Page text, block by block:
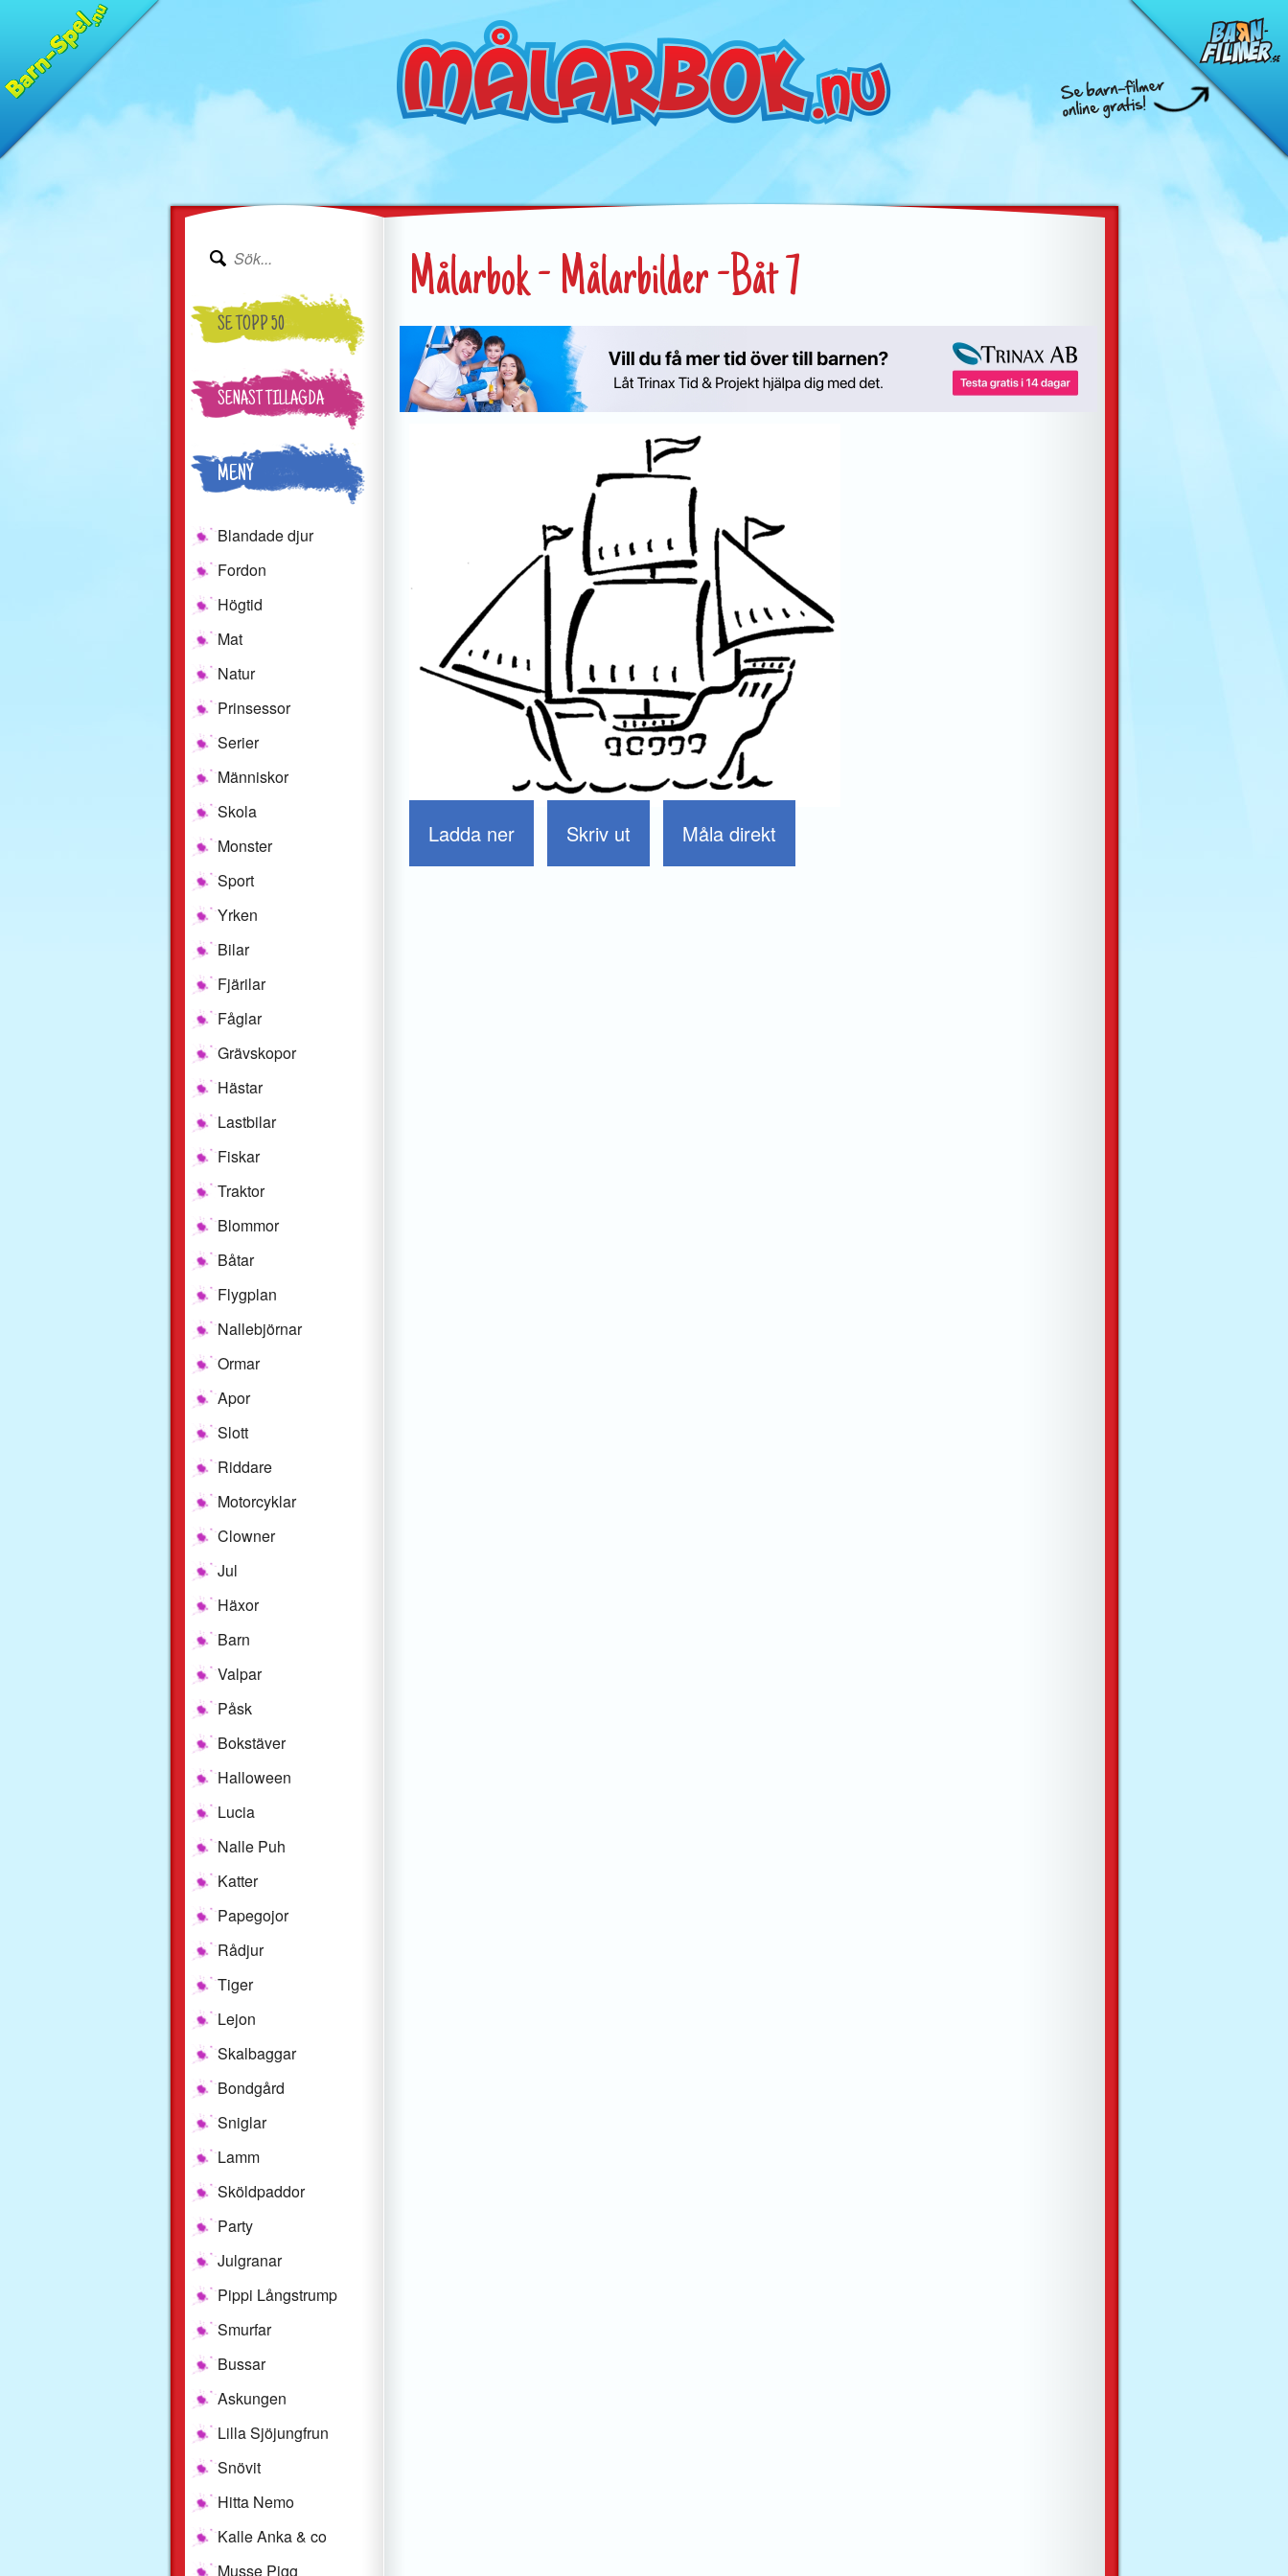
SE TOPP 50
SENAST TILLAGDA
MENY
Blandade djur
Fordon
Högtid
Mat
Natur
Prinsessor
Serier
Människor
Skola
Monster
Sport
Yrken
Bilar
Fjärilar
Fåglar
Grävskopor
Hästar
Lastbilar
Fiskar
Traktor
Blommor
Båtar
Flygplan
Nallebjörnar
Ormar
Apor
Slott
Riddare
Motorcyklar
Clowner
Jul
Häxor
Barn
Valpar
Påsk
Bokstäver
Halloween
Lucia
Nalle Puh
Katter
Papegojor
Rådjur
Tiger
Lejon
Skalbaggar
Bondgård
Sniglar
Lamm
Sköldpaddor
Party
Julgranar
Pippi Långstrump
Smurfar
Bussar
Askungen
Lilla Sjöjungfrun
Snövit
Hitta Nemo
Kalle Anka & co
Musse Pigg
Målarbok - Målarbilder -Båt 7
Ladda ner Skriv ut Måla direkt